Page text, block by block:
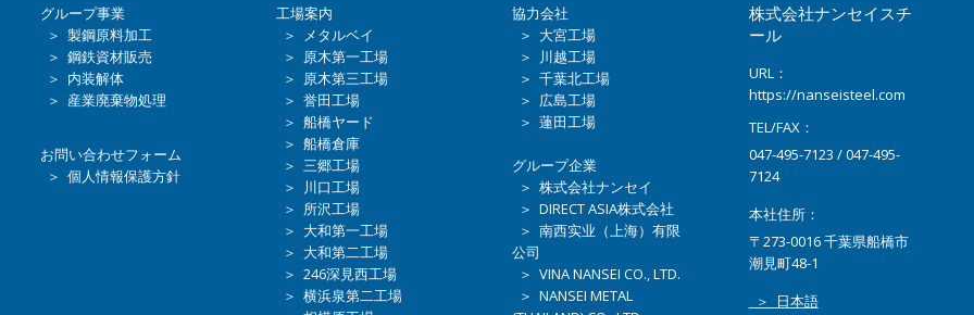
グループ事業
＞ 製鋼原料加工
＞ 鋼鉄資材販売
＞ 内装解体
＞ 産業廃棄物処理
お問い合わせフォーム
＞ 個人情報保護方針
工場案内
＞ メタルベイ
＞ 原木第一工場
＞ 原木第三工場
＞ 誉田工場
＞ 船橋ヤード
＞ 船橋倉庫
＞ 三郷工場
＞ 川口工場
＞ 所沢工場
＞ 大和第一工場
＞ 大和第二工場
＞ 246深見西工場
＞ 横浜泉第二工場
協力会社
＞ 大宮工場
＞ 川越工場
＞ 千葉北工場
＞ 広島工場
＞ 蓮田工場
グループ企業
＞ 株式会社ナンセイ
＞ DIRECT ASIA株式会社
＞ 南西实业（上海）有限
公司
＞ VINA NANSEI CO., LTD.
＞ NANSEI METAL
株式会社ナンセイスチ
ール
URL：
https://nanseisteel.com
TEL/FAX：
047-495-7123 / 047-495-
7124
本社住所：
〒273-0016 千葉県船橋市
潮見町48-1
＞ 日本語